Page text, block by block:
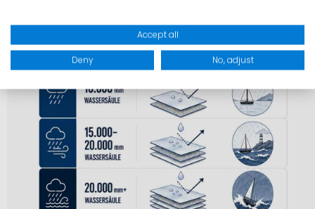
Accept all
Deny No, adjust